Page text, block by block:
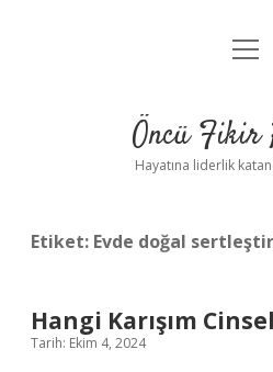
Anasayfa
Yasal
Öncü Fikir
Hayatına liderlik
Etiket: Evde doğal
Hangi Karışım
Tarih: Ekim 4, 2024